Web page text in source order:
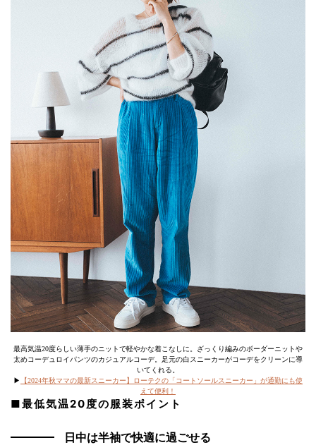
最高気温20度らしい薄手のニットで軽やかな着こなしに。ざっくり編みのボーダーニットや
太めコーデュロイパンツのカジュアルコーデ。足元の白スニーカーがコーデをクリーンに導
いてくれる。
▶
【2024年秋ママの最新スニーカー】ローテクの「コートソールスニーカー」が通勤にも使
えて便利！
■最低気温20度の服装ポイント
日中は半袖で快適に過ごせる